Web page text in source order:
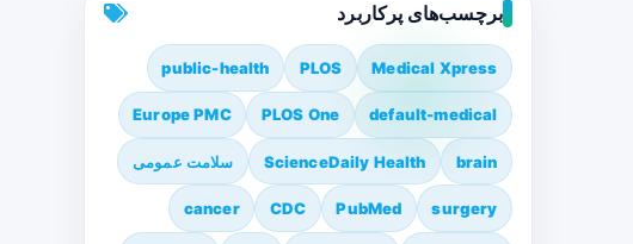
برچسب‌های پرکاربرد
Medical Xpress
PLOS
public-health
default-medical
PLOS One
Europe PMC
brain
ScienceDaily Health سلامت عمومی
surgery
PubMed
CDC
cancer